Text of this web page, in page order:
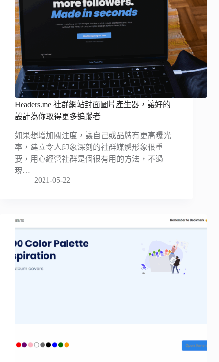
Headers.me 社群網站封面圖片產生器，讓好的
設計為你取得更多追蹤者
如果想增加關注度，讓自己或品牌有更高曝光
率，建立令人印象深刻的社群媒體形象很重
要，用心經營社群是個很有用的方法，不過
現…
2021-05-22